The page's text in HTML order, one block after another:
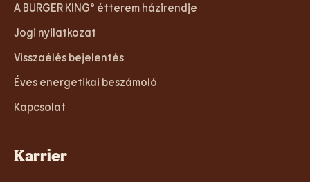
A BURGER KING® étterem házirendje
Jogi nyilatkozat
Visszaélés bejelentés
Éves energetikai beszámoló
Kapcsolat
Karrier